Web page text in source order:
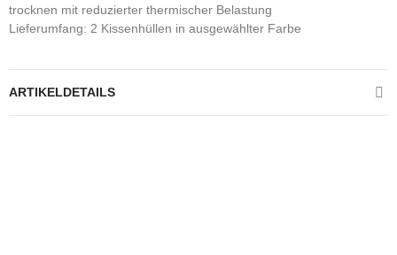
trocknen mit reduzierter thermischer Belastung
Lieferumfang: 2 Kissenhüllen in ausgewählter Farbe
ARTIKELDETAILS